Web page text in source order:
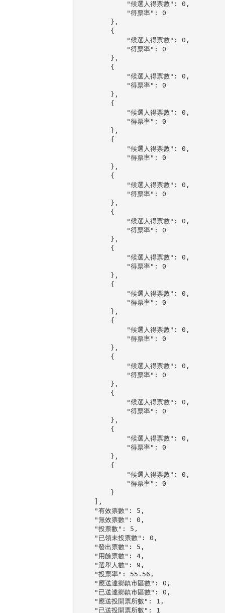
            "候選人得票數": 0,
            "得票率": 0
        },
        {
            "候選人得票數": 0,
            "得票率": 0
        },
        {
            "候選人得票數": 0,
            "得票率": 0
        },
        {
            "候選人得票數": 0,
            "得票率": 0
        },
        {
            "候選人得票數": 0,
            "得票率": 0
        },
        {
            "候選人得票數": 0,
            "得票率": 0
        },
        {
            "候選人得票數": 0,
            "得票率": 0
        },
        {
            "候選人得票數": 0,
            "得票率": 0
        },
        {
            "候選人得票數": 0,
            "得票率": 0
        },
        {
            "候選人得票數": 0,
            "得票率": 0
        },
        {
            "候選人得票數": 0,
            "得票率": 0
        },
        {
            "候選人得票數": 0,
            "得票率": 0
        },
        {
            "候選人得票數": 0,
            "得票率": 0
        },
        {
            "候選人得票數": 0,
            "得票率": 0
        }
    ],
    "有效票數": 5,
    "無效票數": 0,
    "投票數": 5,
    "已領未投票數": 0,
    "發出票數": 5,
    "用餘票數": 4,
    "選舉人數": 9,
    "投票率": 55.56,
    "應送達鄉鎮市區數": 0,
    "已送達鄉鎮市區數": 0,
    "應送投開票所數": 1,
    "已送投開票所數": 1